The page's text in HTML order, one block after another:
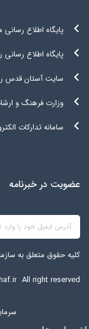
پایگاه اطلاع
پایگاه اطلاع
سایت آستان قدس
وزارت فرهنگ و
سامانه تدارکات
عضویت در خبرنامه
کلیه حقوق متعلق به
All right reserved